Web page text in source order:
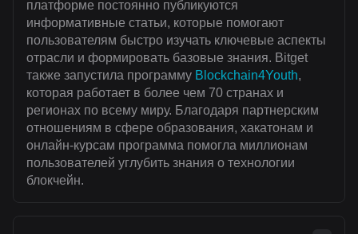
платформе постоянно публикуются
информативные статьи, которые помогают
пользователям быстро изучать ключевые аспекты
отрасли и формировать базовые знания. Bitget
также запустила программу Blockchain4Youth,
которая работает в более чем 70 странах и
регионах по всему миру. Благодаря партнерским
отношениям в сфере образования, хакатонам и
онлайн-курсам программа помогла миллионам
пользователей углубить знания о технологии
блокчейн.